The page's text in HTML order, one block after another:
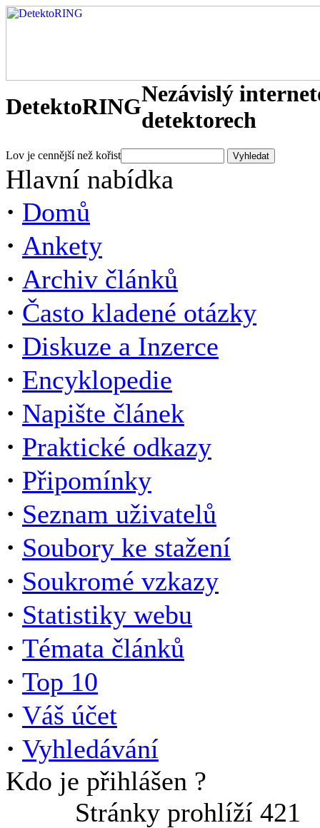
DetektoRINGNezávislý
detektorech
Lov je cennější než kořist
Hlavní nabídka
· Domů
· Ankety
· Archiv článků
· Často kladené otázky
· Diskuze a Inzerce
· Encyklopedie
· Napište článek
· Praktické odkazy
· Připomínky
· Seznam uživatelů
· Soubory ke stažení
· Soukromé vzkazy
· Statistiky webu
· Témata článků
· Top 10
· Váš účet
· Vyhledávání
Kdo je přihlášen ?
Stránky prohlíží 421